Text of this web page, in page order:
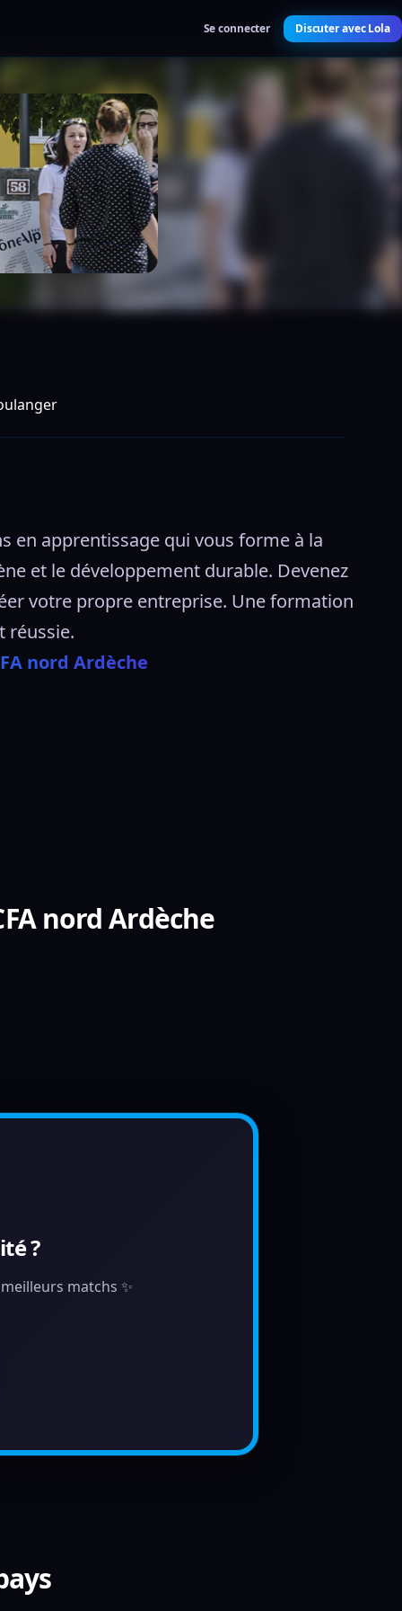
Se connecter Discuter avec Lola
en apprentissage qui vous forme à la
et le développement durable. Devenez
votre propre entreprise. Une formation
réussie.
nord Ardèche
nord Ardèche
?
matchs ✨